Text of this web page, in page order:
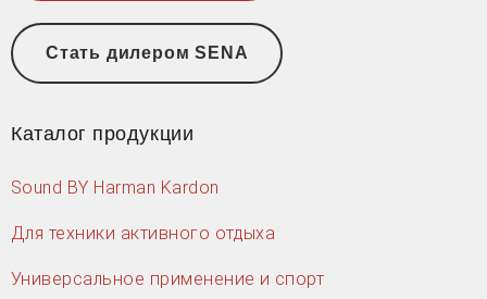
Стать дилером SENA
Каталог продукции
Sound BY Harman Kardon
Для техники активного отдыха
Универсальное применение и спорт